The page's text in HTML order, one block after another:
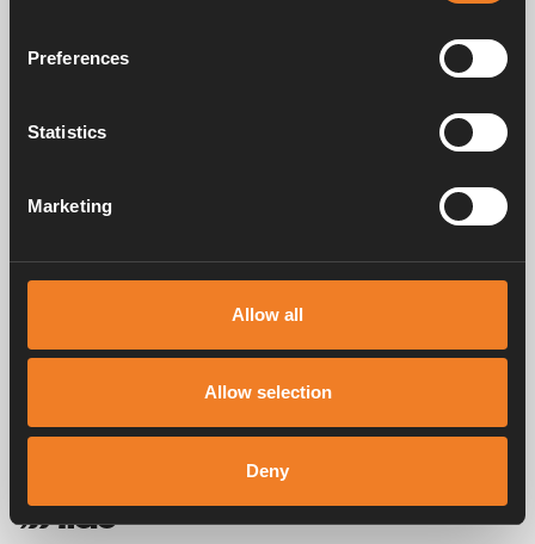
Preferences
Statistics
Marketing
Allow all
Allow selection
Deny
Ladda ner
Frågor & svar
Manualer & dokument
Service & support